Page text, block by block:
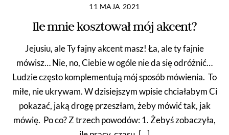
11 MAJA 2021
Ile mnie kosztował mój akcent?
Jejusiu, ale Ty fajny akcent masz! Ła, ale ty fajnie
mówisz… Nie, no, Ciebie w ogóle nie da się odróżnić…
Ludzie często komplementują mój sposób mówienia. To
miłe, nie ukrywam. W dzisiejszym wpisie chciałabym Ci
pokazać, jaką drogę przeszłam, żeby mówić tak, jak
mówię. Po co? Z trzech powodów: 1. Żebyś zobaczyła,